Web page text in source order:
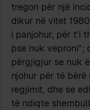
tregon për një
dikur në vitet
i panjohur, për t’i
pse nuk veproni”;
përgjigjur se nuk
njohur për të
regjimit, dhe se
të ndiqte